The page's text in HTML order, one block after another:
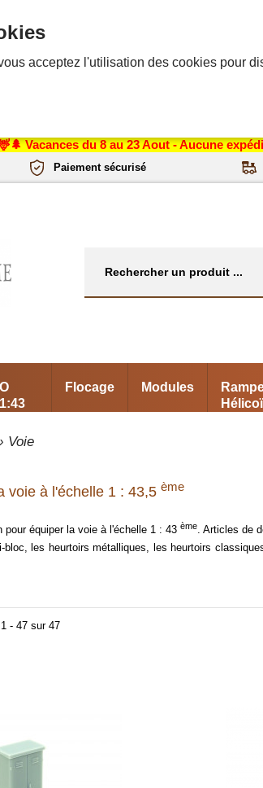
Vacances du 8 au 23 Aout - Aucune
Paiement sécurisé
O
1:43
Flocage Modules
› Voie
voie à l'échelle 1 : 43,5 ème
équiper la voie à l'échelle 1 : 43 ème. Articles de
bloc, les heurtoirs métalliques, les heurtoirs
- 47 sur 47
acceptez l'utilisation des cookies pour